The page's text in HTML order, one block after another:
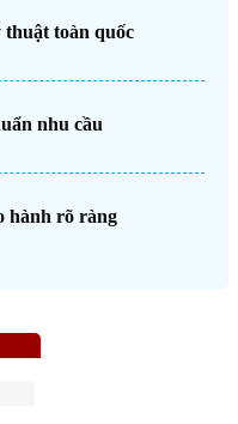
toàn quốc
nhu cầu
hành rõ ràng